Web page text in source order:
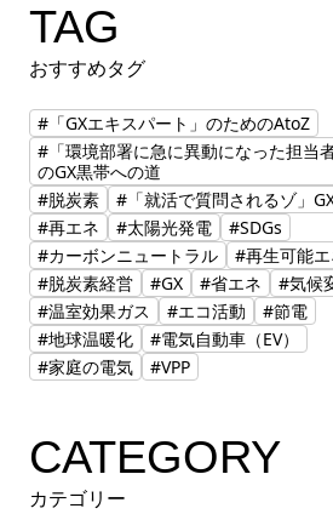
TAG
おすすめタグ
#「GXエキスパート」のためのAtoZ
#「環境部署に急に異動になった担当
のGX黒帯への道
#脱炭素
#「就活で質問されるゾ」
#再エネ
#太陽光発電
#SDGs
#カーボンニュートラル
#再生可能
#脱炭素経営
#GX #省エネ
#気候
#温室効果ガス
#エコ活動
#節電
#地球温暖化
#電気自動車（EV）
#家庭の電気
#VPP
CATEGORY
カテゴリー